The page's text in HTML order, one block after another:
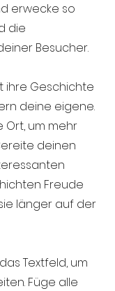
erwecke so
die
Besucher.
ihre Geschichte
deine eigene.
Ort, um mehr
deinen
Freude
länger auf der
Textfeld, um
Füge alle